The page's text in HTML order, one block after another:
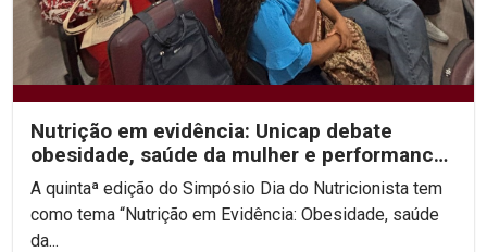
Nutrição em evidência: Unicap debate
obesidade, saúde da mulher e performance
no V Simpósio Dia...
A quintaª edição do Simpósio Dia do Nutricionista tem
como tema “Nutrição em Evidência: Obesidade, saúde
da...